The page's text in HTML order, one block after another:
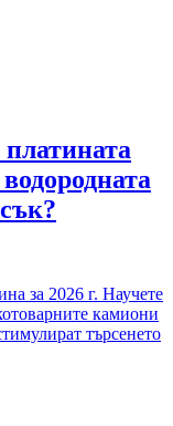
за 2026 г. Научете
камиони
търсенето